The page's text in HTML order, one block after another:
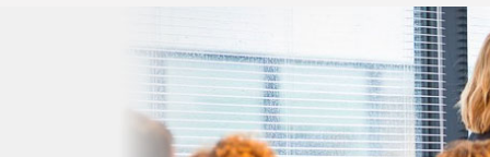
diagnostic et l’accompagnement
des personnes présentant des
acouphènes chroniques
invalidants . Elle publie
aujourd’hui ses travaux, destinés
aux professionnels de santé [1]
impliqués dans le suivi de ces
patients.